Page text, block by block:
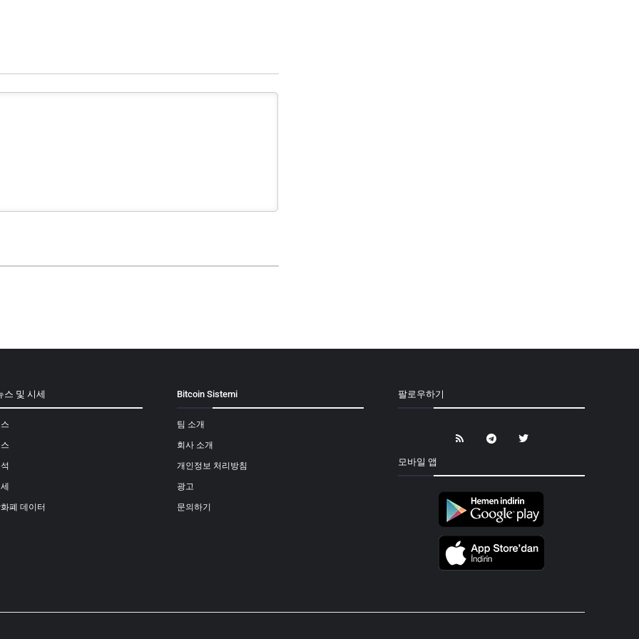
스 및 시세
폐 데이터
Bitcoin Sistemi
팀 소개
회사 소개
개인정보 처리방침
광고
문의하기
팔로우하기
모바일 앱